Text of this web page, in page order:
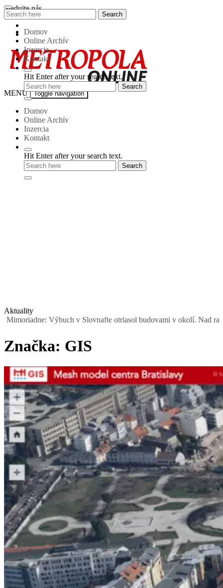
Skip
to
content
Sledujte nás
Metropola-
MENU Toggle navigation
Domov
Online Archív
Inzercia
Kontakt
Hit Enter after your search text.
Search
for:
Search
Domov
Online Archív
Inzercia
Kontakt
Hit Enter after your search text.
Aktuality
Výbuch v Slovnafte otriasol budovami v okolí. Nad rafinériou
Značka: GIS